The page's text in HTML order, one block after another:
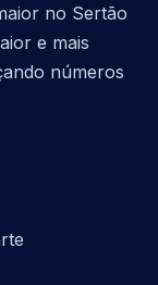
no Sertão
e mais
números